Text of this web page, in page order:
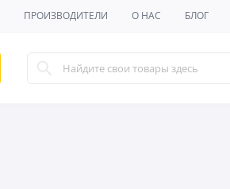
ПРОИЗВОДИТЕЛИ О НАС БЛОГ